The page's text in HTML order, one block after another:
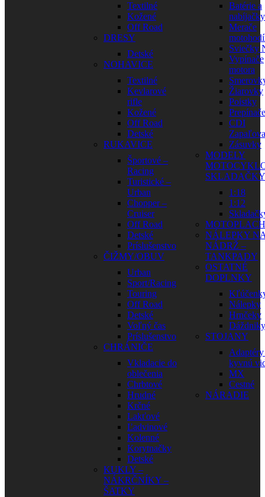
Textilné
Kožené
Off Road
DRESY
Detské
NOHAVICE
Textilné
Kevlarové
rifle
Kožené
Off Road
Detské
RUKAVICE
Športové –
Racing
Turistické –
Urban
Chopper –
Cruiser
Off Road
Detské
Príslušenstvo
ČIŽMY/OBUV
Urban
Sport/Racing
Touring
Off Road
Detské
Voľný čas
Príslušenstvo
CHRÁNIČE
Vkladacie do
oblečenia
Chrbtové
Hrudné
Krčné
Lakťové
Ľadvinové
Kolenné
Korytnačky
Detské
KUKLY –
NÁKRČNÍKY –
ŠATKY
Batérie a
nabíjačky
Merače
Sviečky
Vypínače
motora
Žiarovky
Poistky
Prepínače
CDI
Zásuvky
MODELY
SKLADAČKY
1:18
1:12
NÁLEPKY
NÁDRŽ –
TANKPADY
OSTATNÉ
DOPLNKY
Nálepky
Hrnčeky
Dáždniky
STOJANY
kyvnú
MX
Cestné
NÁRADIE